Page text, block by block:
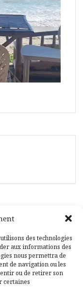
des technologies
aux informations des
nous permettra de
de navigation ou les
ou de retirer son
certaines